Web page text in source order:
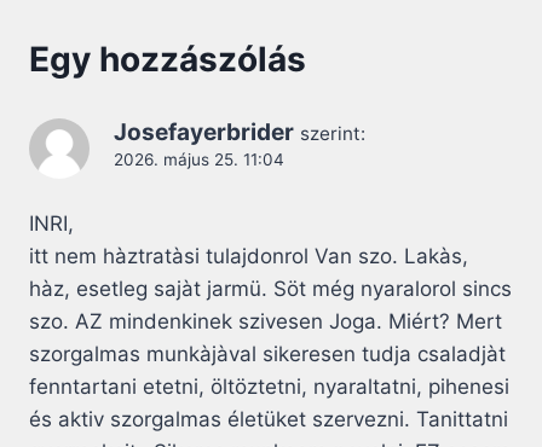
Egy hozzászólás
Josefayerbrider szerint:
2026. május 25. 11:04
INRI,
itt nem hàztratàsi tulajdonrol Van szo. Lakàs,
hàz, esetleg sajàt jarmü. Söt még nyaralorol sincs
szo. AZ mindenkinek szivesen Joga. Miért? Mert
szorgalmas munkàjàval sikeresen tudja csaladjàt
fenntartani etetni, öltöztetni, nyaraltatni, pihenesi
és aktiv szorgalmas életüket szervezni. Tanittatni